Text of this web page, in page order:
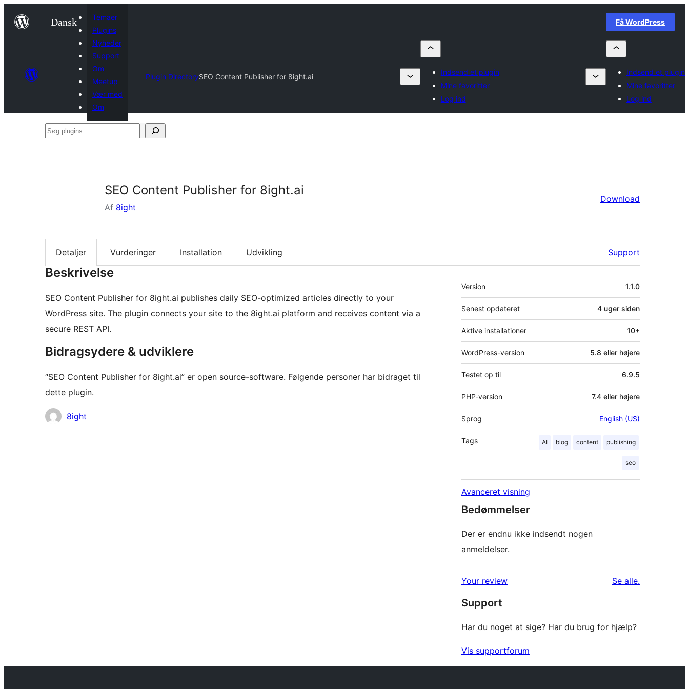
indhold
Dansk
Temaer
Plugins
Nyheder
Support
Om
Meetup
Vær med
Om
Få WordPress
Plugin DirectorySEO Content Publisher for 8ight.ai
Indsend et plugin
Mine favoritter
Log ind
Indsend et plugin
Mine favoritter
Log ind
Søg
SEO Content Publisher for 8ight.ai
Af 8ight
Download
Detaljer Vurderinger Installation Udvikling Support
Beskrivelse
SEO Content Publisher for 8ight.ai publishes daily SEO-optimized articles directly to your
WordPress site. The plugin connects your site to the 8ight.ai platform and receives content via a
secure REST API.
Bidragsydere & udviklere
“SEO Content Publisher for 8ight.ai” er open source-software. Følgende personer har bidraget til
dette plugin.
Bidragsydere
8ight
Meta
Version 1.1.0
Senest opdateret 4 uger siden
Aktive installationer 10+
WordPress-version 5.8 eller højere
Testet op til 6.9.5
PHP-version 7.4 eller højere
Sprog English (US)
Tags AI blog content publishing
seo
Avanceret visning
Bedømmelser
Der er endnu ikke indsendt nogen
anmeldelser.
Your review Se alleanmeldelser
.
Support
Har du noget at sige? Har du brug for hjælp?
Vis supportforum